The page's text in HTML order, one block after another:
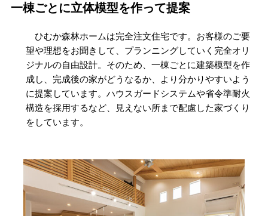
一棟ごとに立体模型を作って提案
ひむか森林ホームは完全注文住宅です。お客様のご要
望や理想をお聞きして、プランニングしていく完全オリ
ジナルの自由設計。そのため、一棟ごとに建築模型を作
成し、完成後の家がどうなるか、より分かりやすいよう
に提案しています。ハウスガードシステムや省令準耐火
構造を採用するなど、見えない所まで配慮した家づくり
をしています。